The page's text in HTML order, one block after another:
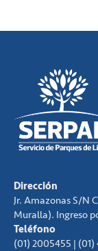
Dirección
Jr. Amazonas S/N
Muralla). Ingreso
Teléfono
(01) 2005455 | (01)